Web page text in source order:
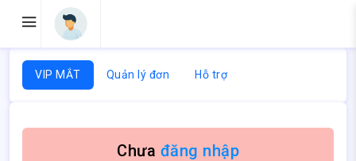
VIP MẮT Quản lý đơn Hỗ trợ
Chưa đăng nhập